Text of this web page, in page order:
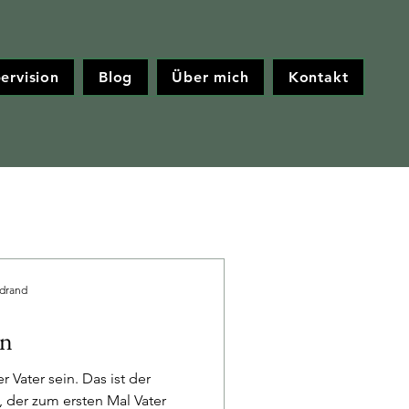
Blog Über mich Kontakt
Vater sein. Das ist der
zum ersten Mal Vater